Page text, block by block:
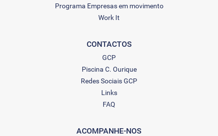
Programa Empresas em movimento
Work It
CONTACTOS
GCP
Piscina C. Ourique
Redes Sociais GCP
Links
FAQ
ACOMPANHE-NOS